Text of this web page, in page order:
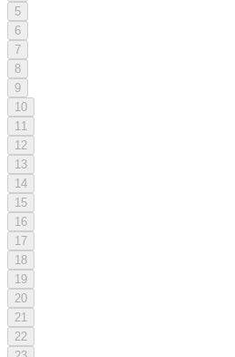
5
6
7
8
9
10
11
12
13
14
15
16
17
18
19
20
21
22